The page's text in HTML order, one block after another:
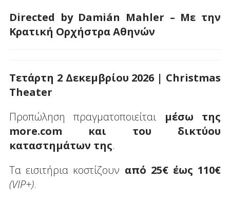
Directed by Damián Mahler – Με την
Κρατική Ορχήστρα Αθηνών
Τετάρτη 2 Δεκεμβρίου 2026 | Christmas
Theater
Προπώληση πραγματοποιείται μέσω της
more.com και του δικτύου
καταστημάτων της.
Τα εισιτήρια κοστίζουν από 25€ έως 110€
(VIP+).